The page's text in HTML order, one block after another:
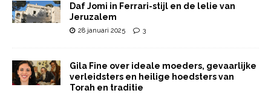
Daf Jomi in Ferrari-stijl en de lelie van
Jeruzalem
28 januari 2025 3
Gila Fine over ideale moeders, gevaarlijke
verleidsters en heilige hoedsters van
Torah en traditie